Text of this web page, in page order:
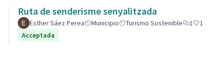
Ruta de senderisme senyalitzada
Esther Sáez Perea Municipio Turismo Sostenible 1
1
Acceptada